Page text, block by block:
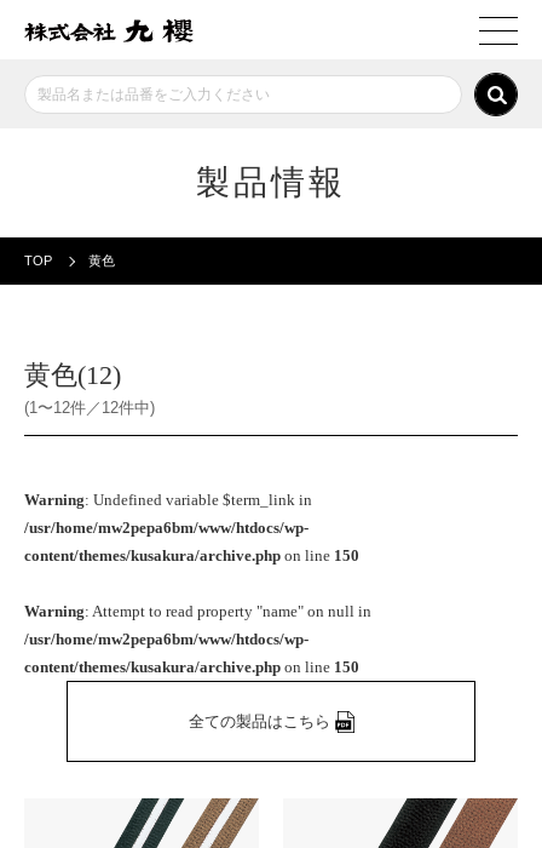
製品情報
TOP 黄色
黄色(12)
(1〜12件／12件中)
Warning: Undefined variable $term_link in
/usr/home/mw2pepa6bm/www/htdocs/wp-
content/themes/kusakura/archive.php on line 150
Warning: Attempt to read property "name" on null in
/usr/home/mw2pepa6bm/www/htdocs/wp-
content/themes/kusakura/archive.php on line 150
全ての製品はこちら